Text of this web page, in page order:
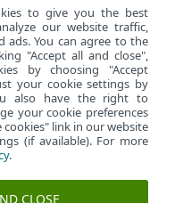
de travail
to give you the best
our website traffic,
ads. You can agree to the
"Accept all and close",
by choosing "Accept
your cookie settings by
also have the right to
your cookie preferences
link in our website
(if available). For more
.
CLOSE